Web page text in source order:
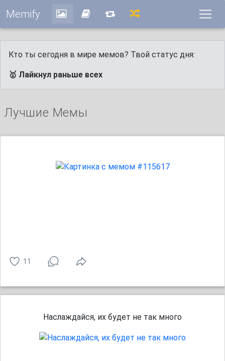
Memify
Кто ты сегодня в мире мемов? Твой статус дня:
🥇 Лайкнул раньше всех
Лучшие Мемы
11
Наслаждайся, их будет не так много